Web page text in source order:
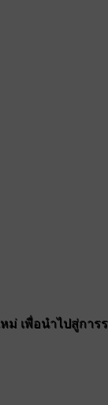
เพื่อนำไปสู่การ